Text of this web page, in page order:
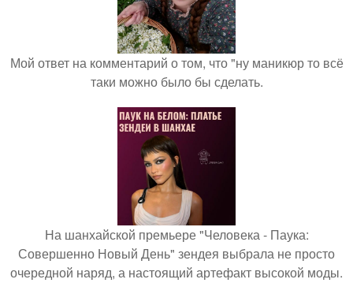
Мой ответ на комментарий о том, что "ну маникюр то всё
таки можно было бы сделать.
На шанхайской премьере "Человека - Паука:
Совершенно Новый День" зендея выбрала не просто
очередной наряд, а настоящий артефакт высокой моды.